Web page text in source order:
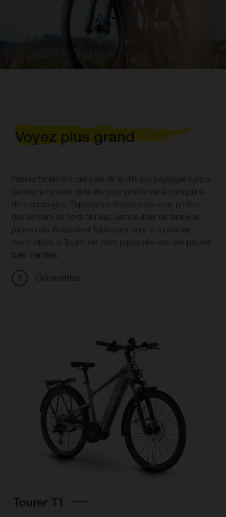
Voyez plus grand
Passez facilement des rues de la ville aux paysages ruraux.
Quittez le tumulte de la ville pour profiter de la tranquillité
de la campagne. Explorez les chemins sinueux, profitez
des sentiers au bord de l’eau, sans oublier de faire une
pause café. Robuste et fiable pour parer à toutes les
éventualités, le Tourer est votre passerelle vers des pauses
bien méritées.
Géométries
Tourer T1